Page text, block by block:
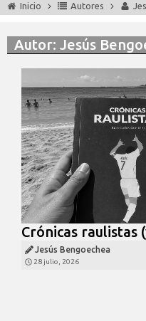
Inicio Autores
Autor: Jesús
Crónicas raulistas
Jesús Bengoechea
28 julio, 2026